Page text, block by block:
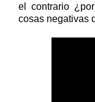
el contrario
cosas negativas